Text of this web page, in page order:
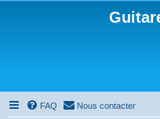
FAQ Nous contacter